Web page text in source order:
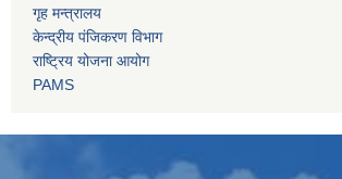
गृह मन्त्रालय
केन्द्रीय पंजिकरण विभाग
राष्ट्रिय योजना आयोग
PAMS